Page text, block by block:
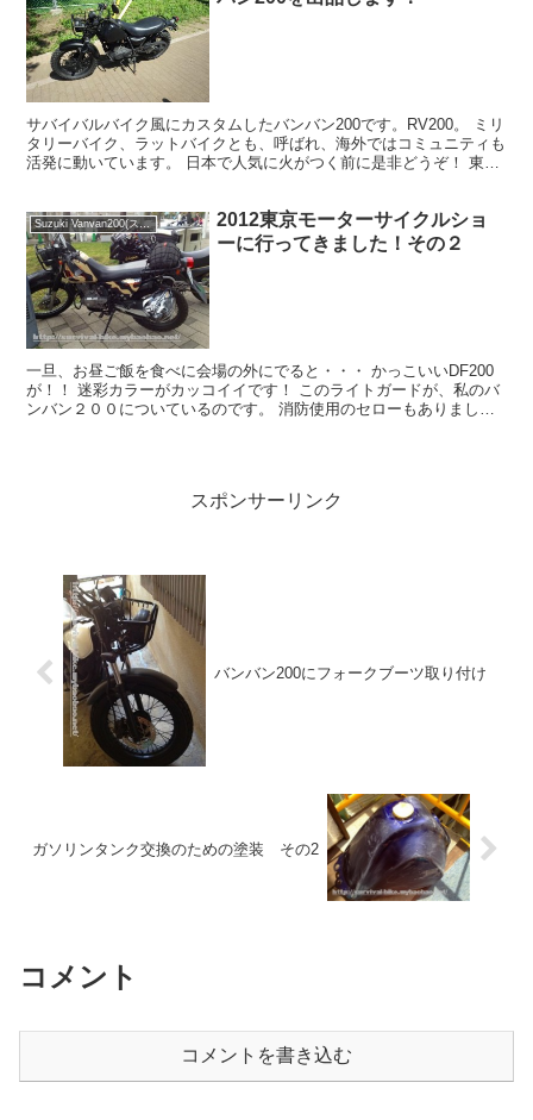
サバイバルバイク風にカスタムしたバンバン200です。RV200。 ミリ
タリーバイク、ラットバイクとも、呼ばれ、海外ではコミュニティも
活発に動いています。 日本で人気に火がつく前に是非どうぞ！ 東京
Suzuki Vanvan200(スズキ バンバン200)
2012東京モーターサイクルショ
ーに行ってきました！その２
一旦、お昼ご飯を食べに会場の外にでると・・・ かっこいいDF200
が！！ 迷彩カラーがカッコイイです！ このライトガードが、私のバ
ンバン２００についているのです。 消防使用のセローもありまし
スポンサーリンク
バンバン200にフォークブーツ取り付け
ガソリンタンク交換のための塗装 その2
コメント
コメントを書き込む